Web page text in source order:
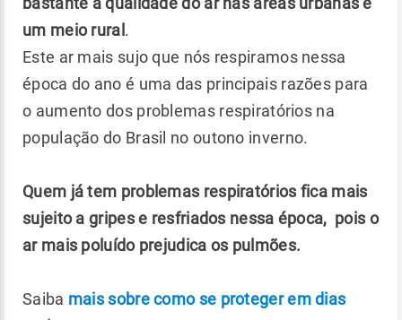
um meio rural.
Este ar mais sujo que nós respiramos nessa
época do ano é uma das principais razões para
o aumento dos problemas respiratórios na
população do Brasil no outono inverno.
Quem já tem problemas respiratórios fica mais
sujeito a gripes e resfriados nessa época, pois o
ar mais poluído prejudica os pulmões.
Saiba mais sobre como se proteger em dias